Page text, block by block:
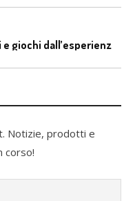
Notizie, prodotti e
corso!